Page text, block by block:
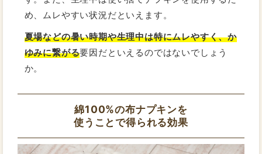
め、ムレやすい状況だといえます。
夏場などの暑い時期や生理中は特にムレやすく、か
ゆみに繋がる要因だといえるのではないでしょう
か。
綿100%の布ナプキンを
使うことで得られる効果